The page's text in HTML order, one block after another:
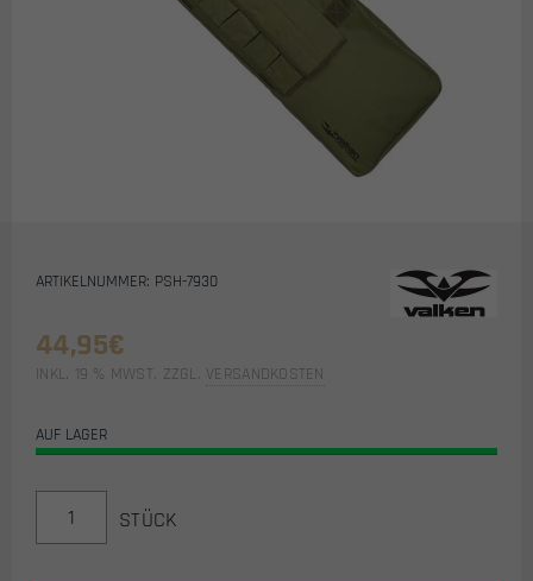
ARTIKELNUMMER: PSH-7930
44,95€
INKL. 19 % MWST. ZZGL. VERSANDKOSTEN
AUF LAGER
TACTICAL
AIRSOFT
STÜCK